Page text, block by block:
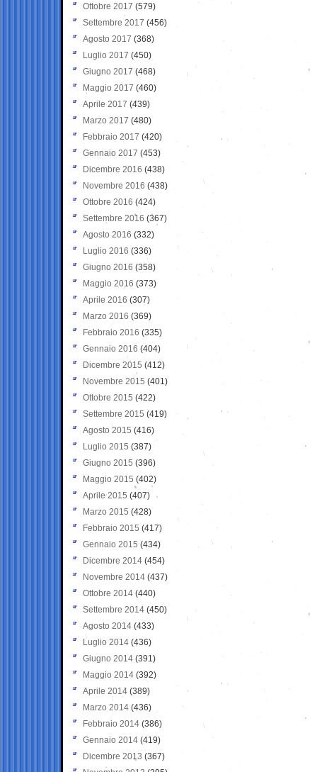
Ottobre 2017 (579)
Settembre 2017 (456)
Agosto 2017 (368)
Luglio 2017 (450)
Giugno 2017 (468)
Maggio 2017 (460)
Aprile 2017 (439)
Marzo 2017 (480)
Febbraio 2017 (420)
Gennaio 2017 (453)
Dicembre 2016 (438)
Novembre 2016 (438)
Ottobre 2016 (424)
Settembre 2016 (367)
Agosto 2016 (332)
Luglio 2016 (336)
Giugno 2016 (358)
Maggio 2016 (373)
Aprile 2016 (307)
Marzo 2016 (369)
Febbraio 2016 (335)
Gennaio 2016 (404)
Dicembre 2015 (412)
Novembre 2015 (401)
Ottobre 2015 (422)
Settembre 2015 (419)
Agosto 2015 (416)
Luglio 2015 (387)
Giugno 2015 (396)
Maggio 2015 (402)
Aprile 2015 (407)
Marzo 2015 (428)
Febbraio 2015 (417)
Gennaio 2015 (434)
Dicembre 2014 (454)
Novembre 2014 (437)
Ottobre 2014 (440)
Settembre 2014 (450)
Agosto 2014 (433)
Luglio 2014 (436)
Giugno 2014 (391)
Maggio 2014 (392)
Aprile 2014 (389)
Marzo 2014 (436)
Febbraio 2014 (386)
Gennaio 2014 (419)
Dicembre 2013 (367)